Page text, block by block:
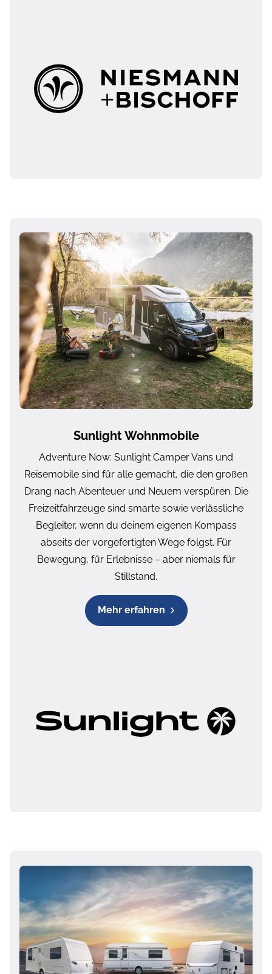
Sunlight Wohnmobile
Adventure Now: Sunlight Camper Vans und
Reisemobile sind für alle gemacht, die den großen
Drang nach Abenteuer und Neuem verspüren. Die
Freizeitfahrzeuge sind smarte sowie verlässliche
Begleiter, wenn du deinem eigenen Kompass
abseits der vorgefertigten Wege folgst. Für
Bewegung, für Erlebnisse – aber niemals für
Stillstand.
Mehr erfahren